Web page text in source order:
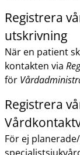
Registrera
utskrivning
När en patient
kontakten via
för
Registrera
För ej